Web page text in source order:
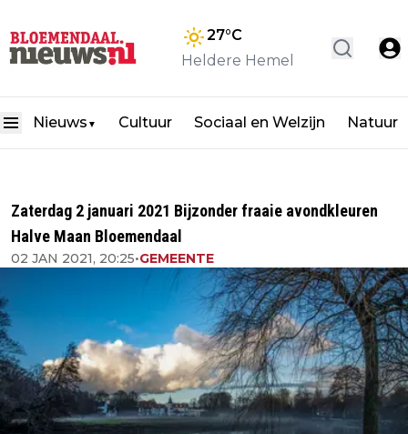
27°C
Heldere Hemel
Nieuws ▼ Cultuur Sociaal en Welzijn Natuur
Zaterdag 2 januari 2021 Bijzonder fraaie avondkleuren
Halve Maan Bloemendaal
02 JAN 2021, 20:25•GEMEENTE